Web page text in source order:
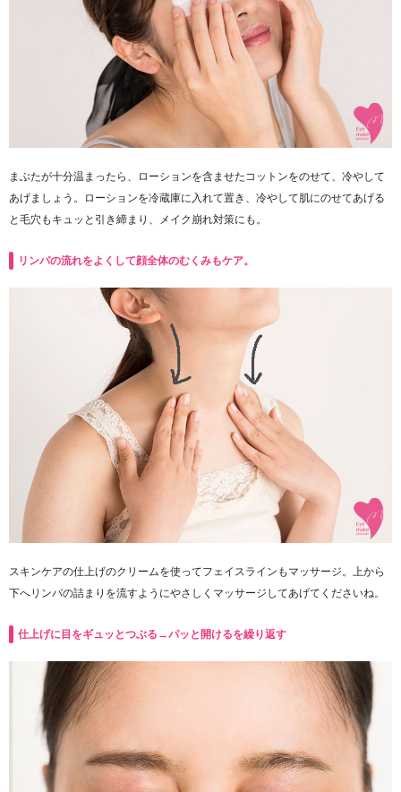
まぶたが十分温まったら、ローションを含ませたコットンをのせて、冷やして
あげましょう。ローションを冷蔵庫に入れて置き、冷やして肌にのせてあげる
と毛穴もキュッと引き締まり、メイク崩れ対策にも。
リンパの流れをよくして顔全体のむくみもケア。
スキンケアの仕上げのクリームを使ってフェイスラインもマッサージ。上から
下へリンパの詰まりを流すようにやさしくマッサージしてあげてくださいね。
仕上げに目をギュッとつぶる→パッと開けるを繰り返す